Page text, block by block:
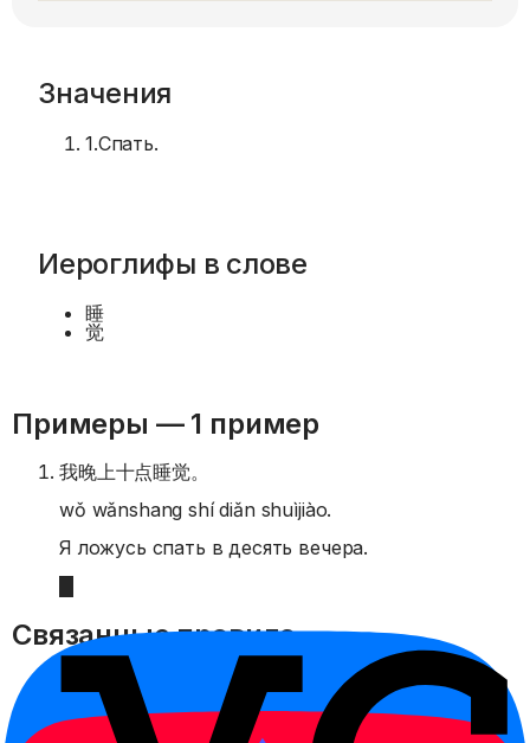
Значения
1.Спать.
Иероглифы в слове
睡
觉
Примеры — 1 пример
我晚上十点睡觉。
wǒ wǎnshang shí diǎn shuìjiào.
Я ложусь спать в десять вечера.
Связанные правила
以前 и 以后